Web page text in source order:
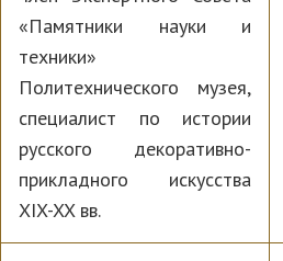
«Памятники науки и
техники»
Политехнического музея,
специалист по истории
русского декоративно-
прикладного искусства
XIX-XX вв.